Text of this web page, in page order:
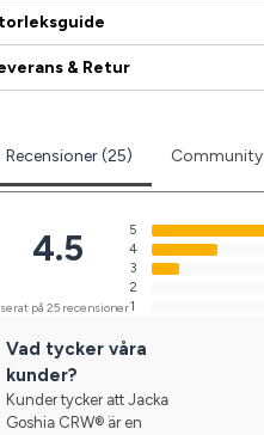
& Retur
Recensioner (25) Community
4.5
på 25 recensioner
5
4
3
2
1
Vad tycker våra
kunder?
Kunder tycker att Jacka
Goshia CRW® är en